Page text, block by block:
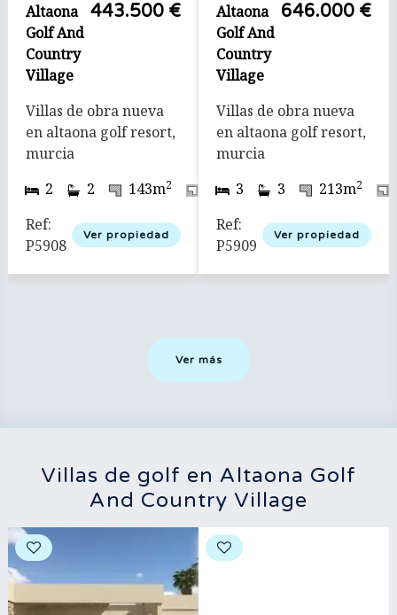
Altaona
Golf And
Country
Village
443.500 €
Villas de obra nueva
en altaona golf resort,
murcia
2
2 143m2 575m
Ref:
P5908
Ver propiedad
Altaona
Golf And
Country
Village
646.000 €
Villas de obra nueva
en altaona golf resort,
murcia
3
3 213m2
Ref:
P5909
Ver propiedad
Ver más
Villas de golf en Altaona Golf
And Country Village